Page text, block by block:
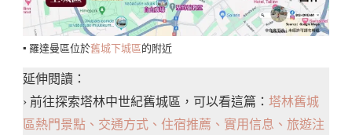
▪️ 羅達曼區位於舊城下城區的附近
延伸閱讀：
› 前往探索塔林中世紀舊城區，可以看這篇： 塔林舊城
區熱門景點、交通方式、住宿推薦、實用信息、旅遊注